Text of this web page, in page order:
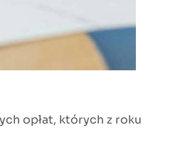
opłat, których z roku